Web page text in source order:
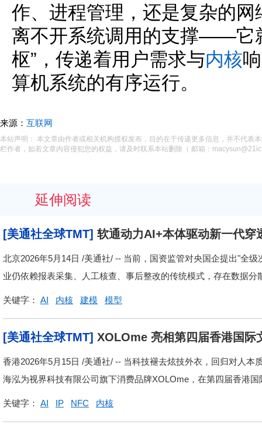
作、进程管理，还是复杂的
离不开系统调用的支撑——它
枢”，传递着用户需求与内核
算机系统的有序运行。
来源： 互联网
本站声明： 本文章由作者或相关机构授权发布，目的在于传递更多信息，并不代表
栏作者，如若文章内容侵犯您的权益，请及时联系本站删除（ 邮箱：
延伸阅读
[美通社全球TMT] 软通动力AI+本体驱动新一代穿
北京2026年5月14日 /美通社/ -- 当前，国资监管对央国企提出"全
业仍依赖报表采集、人工核查、事后整改的传统模式，存在数据分
关键字： AI 内核 建模 模型
[美通社全球TMT] XOLOme 亮相第四届香港国际
品类
香港2026年5月15日 /美通社/ -- 当科技褪去炫技外衣，回归对人
海泓为视界科技有限公司旗下消费品牌XOLOme，在第四届香港
关键字： AI IP NFC 内核